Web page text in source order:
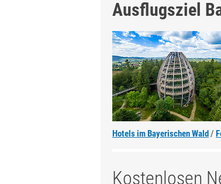
Ausflugsziel
Hotels im Bayerischen Wald/
Kostenlosen